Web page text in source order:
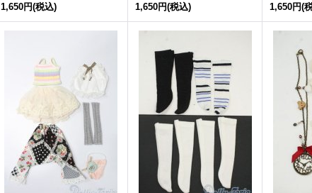
1,650円(税込)
1,650円(税込)
1,650円(